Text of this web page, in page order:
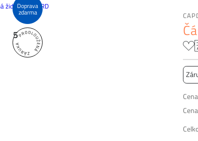
Doprava
zdarma
5